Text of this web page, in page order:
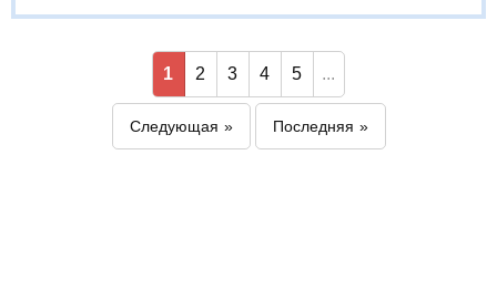
1 2 3 4 5 ...
Следующая Последняя